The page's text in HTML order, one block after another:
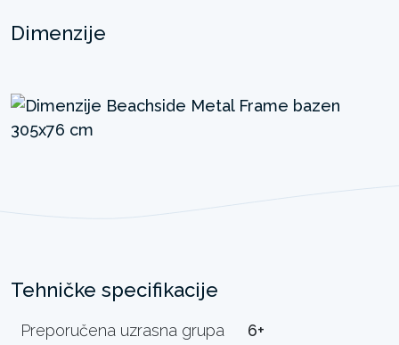
Dimenzije
Tehničke specifikacije
Preporučena uzrasna grupa 6+